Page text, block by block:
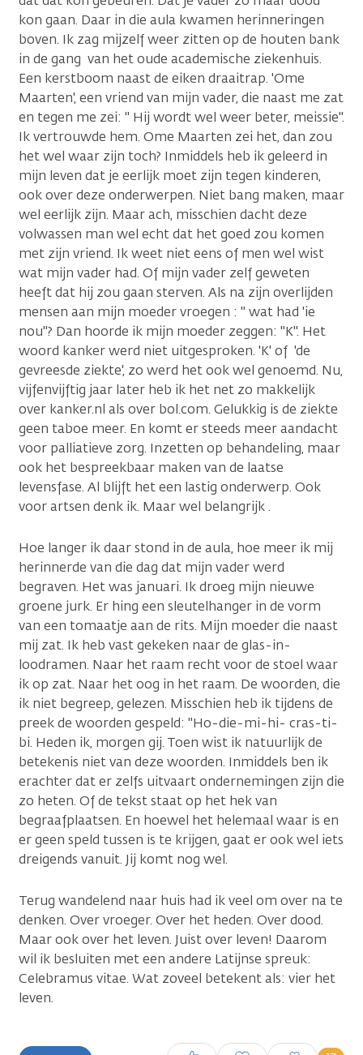
kon gaan. Daar in die aula kwamen herinneringen
boven. Ik zag mijzelf weer zitten op de houten bank
in de gang van het oude academische ziekenhuis.
Een kerstboom naast de eiken draaitrap. 'Ome
Maarten', een vriend van mijn vader, die naast me zat
en tegen me zei: " Hij wordt wel weer beter, meissie".
Ik vertrouwde hem. Ome Maarten zei het, dan zou
het wel waar zijn toch? Inmiddels heb ik geleerd in
mijn leven dat je eerlijk moet zijn tegen kinderen,
ook over deze onderwerpen. Niet bang maken, maar
wel eerlijk zijn. Maar ach, misschien dacht deze
volwassen man wel echt dat het goed zou komen
met zijn vriend. Ik weet niet eens of men wel wist
wat mijn vader had. Of mijn vader zelf geweten
heeft dat hij zou gaan sterven. Als na zijn overlijden
mensen aan mijn moeder vroegen : " wat had 'ie
nou"? Dan hoorde ik mijn moeder zeggen: "K". Het
woord kanker werd niet uitgesproken. 'K' of 'de
gevreesde ziekte', zo werd het ook wel genoemd. Nu,
vijfenvijftig jaar later heb ik het net zo makkelijk
over kanker.nl als over bol.com. Gelukkig is de ziekte
geen taboe meer. En komt er steeds meer aandacht
voor palliatieve zorg. Inzetten op behandeling, maar
ook het bespreekbaar maken van de laatse
levensfase. Al blijft het een lastig onderwerp. Ook
voor artsen denk ik. Maar wel belangrijk .
Hoe langer ik daar stond in de aula, hoe meer ik mij
herinnerde van die dag dat mijn vader werd
begraven. Het was januari. Ik droeg mijn nieuwe
groene jurk. Er hing een sleutelhanger in de vorm
van een tomaatje aan de rits. Mijn moeder die naast
mij zat. Ik heb vast gekeken naar de glas-in-
loodramen. Naar het raam recht voor de stoel waar
ik op zat. Naar het oog in het raam. De woorden, die
ik niet begreep, gelezen. Misschien heb ik tijdens de
preek de woorden gespeld: "Ho-die-mi-hi- cras-ti-
bi. Heden ik, morgen gij. Toen wist ik natuurlijk de
betekenis niet van deze woorden. Inmiddels ben ik
erachter dat er zelfs uitvaart ondernemingen zijn die
zo heten. Of de tekst staat op het hek van
begraafplaatsen. En hoewel het helemaal waar is en
er geen speld tussen is te krijgen, gaat er ook wel iets
dreigends vanuit. Jij komt nog wel.
Terug wandelend naar huis had ik veel om over na te
denken. Over vroeger. Over het heden. Over dood.
Maar ook over het leven. Juist over leven! Daarom
wil ik besluiten met een andere Latijnse spreuk:
Celebramus vitae. Wat zoveel betekent als: vier het
leven.
Inloggen om een reactie te